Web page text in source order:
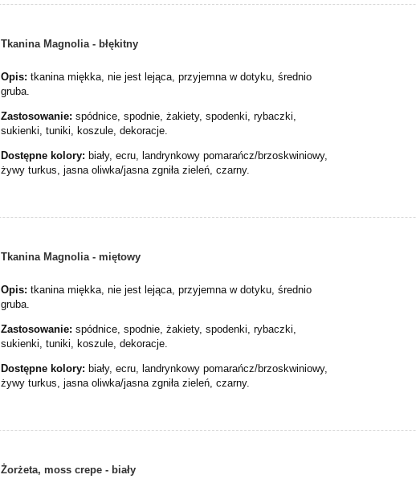
Tkanina Magnolia - błękitny
Opis: tkanina miękka, nie jest lejąca, przyjemna w dotyku, średnio
gruba.
Zastosowanie: spódnice, spodnie, żakiety, spodenki, rybaczki,
sukienki, tuniki, koszule, dekoracje.
Dostępne kolory: biały, ecru, landrynkowy pomarańcz/brzoskwiniowy,
żywy turkus, jasna oliwka/jasna zgniła zieleń, czarny.
Tkanina Magnolia - miętowy
Opis: tkanina miękka, nie jest lejąca, przyjemna w dotyku, średnio
gruba.
Zastosowanie: spódnice, spodnie, żakiety, spodenki, rybaczki,
sukienki, tuniki, koszule, dekoracje.
Dostępne kolory: biały, ecru, landrynkowy pomarańcz/brzoskwiniowy,
żywy turkus, jasna oliwka/jasna zgniła zieleń, czarny.
Żorżeta, moss crepe - biały